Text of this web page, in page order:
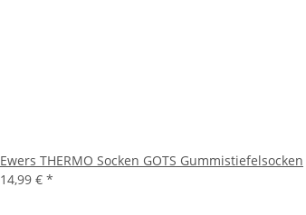
Ewers THERMO Socken GOTS Gummistiefelsocken
14,99 € *